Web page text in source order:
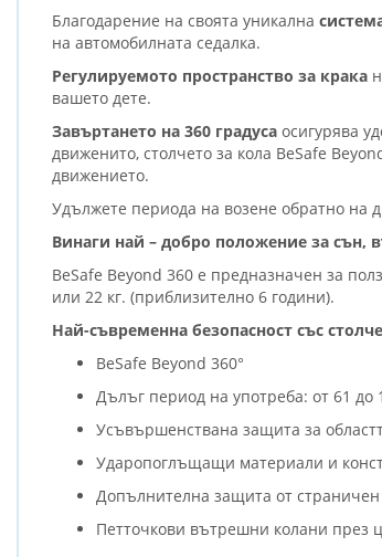
Благодарение на своята уникална
на автомобилната седалка.
Регулируемото пространство за крака
вашето дете.
Завъртането на 360 градуса осигурява
движенито, столчето за кола BeSafe
движението.
Удължете периода на возене обратно на
Винаги най – добро положение за сън,
BeSafe Beyond 360 е предназначен за
или 22 кг. (приблизително 6 години).
Най-съвременна безопасност със
BeSafe Beyond 360°
Дълъг период на употреба: от 61 до
Усъвършенствана защита за
Ударопоглъщащи материали и
Допълнителна защита от страничен
Петточкови вътрешни колани през